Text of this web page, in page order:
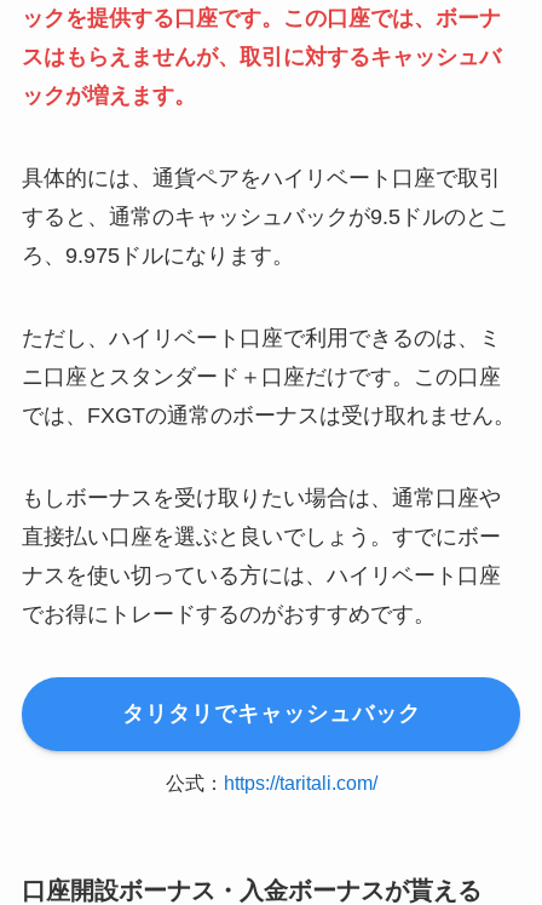
ックを提供する口座です。この口座では、ボーナ
スはもらえませんが、取引に対するキャッシュバ
ックが増えます。
具体的には、通貨ペアをハイリベート口座で取引
すると、通常のキャッシュバックが9.5ドルのとこ
ろ、9.975ドルになります。
ただし、ハイリベート口座で利用できるのは、ミ
ニ口座とスタンダード＋口座だけです。この口座
では、FXGTの通常のボーナスは受け取れません。
もしボーナスを受け取りたい場合は、通常口座や
直接払い口座を選ぶと良いでしょう。すでにボー
ナスを使い切っている方には、ハイリベート口座
でお得にトレードするのがおすすめです。
タリタリでキャッシュバック
公式： https://taritali.com/
口座開設ボーナス・入金ボーナスが貰える